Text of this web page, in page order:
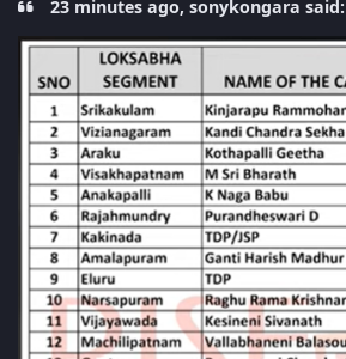
23 minutes ago, sonykongara said: